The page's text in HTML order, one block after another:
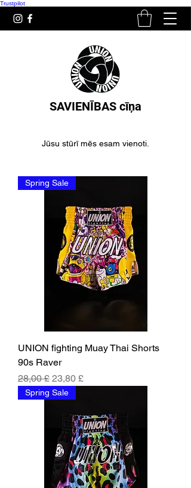
Trustpilot
SAVIENĪBAS cīņa
Jūsu stūrī mēs esam vienoti.
Spring Sale
UNION fighting Muay Thai Shorts
90s Raver
Parastā cena
28,00 £ Izpārdošanas cena
23,80 £
Spring Sale